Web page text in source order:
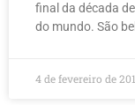
final da década
do mundo. São
4 de fevereiro de